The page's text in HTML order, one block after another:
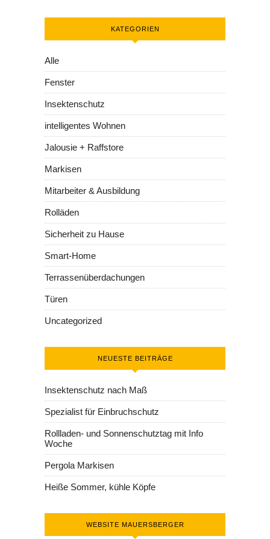
KATEGORIEN
Alle
Fenster
Insektenschutz
intelligentes Wohnen
Jalousie + Raffstore
Markisen
Mitarbeiter & Ausbildung
Rolläden
Sicherheit zu Hause
Smart-Home
Terrassenüberdachungen
Türen
Uncategorized
NEUESTE BEITRÄGE
Insektenschutz nach Maß
Spezialist für Einbruchschutz
Rollladen- und Sonnenschutztag mit Info
Woche
Pergola Markisen
Heiße Sommer, kühle Köpfe
WEBSITE MAUERSBERGER